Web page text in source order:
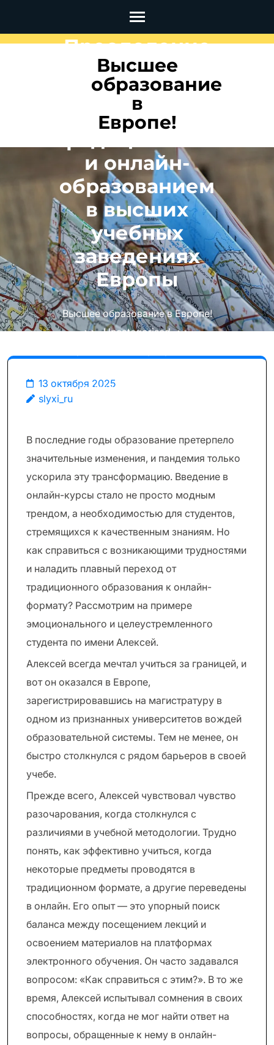
содержимому
Высшее
образование
в
Европе!
Преодоление
барьеров: Как
найти общее
между
традиционным
и онлайн-
образованием
в высших
учебных
заведениях
Европы
Высшее образование в Европе!
>> Uncategorised >>
традиционным и онлайн-
13 октября 2025
slyxi_ru
В последние годы образование претерпело
значительные изменения, и пандемия только
ускорила эту трансформацию. Введение в
онлайн-курсы стало не просто модным
трендом, а необходимостью для студентов,
стремящихся к качественным знаниям. Но
как справиться с возникающими трудностями
и наладить плавный переход от
традиционного образования к онлайн-
формату? Рассмотрим на примере
эмоционального и целеустремленного
студента по имени Алексей.
Алексей всегда мечтал учиться за границей, и
вот он оказался в Европе,
зарегистрировавшись на магистратуру в
одном из признанных университетов вождей
образовательной системы. Тем не менее, он
быстро столкнулся с рядом барьеров в своей
учебе.
Прежде всего, Алексей чувствовал чувство
разочарования, когда столкнулся с
различиями в учебной методологии. Трудно
понять, как эффективно учиться, когда
некоторые предметы проводятся в
традиционном формате, а другие переведены
в онлайн. Его опыт — это упорный поиск
баланса между посещением лекций и
освоением материалов на платформах
электронного обучения. Он часто задавался
вопросом: «Как справиться с этим?». В то же
время, Алексей испытывал сомнения в своих
способностях, когда не мог найти ответ на
вопросы, обращенные к нему в онлайн-